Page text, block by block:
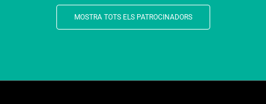
MOSTRA TOTS ELS PATROCINADORS